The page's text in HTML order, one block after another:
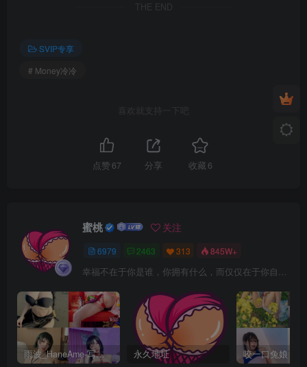
THE END
SVIP专享
# Money冷冷
喜欢就支持一下吧
点赞 67 分享 收藏 6
蜜桃 关注
6979 2463 313 845W+
幸福不在于你是谁，你拥有什么，而仅仅在于你自己怎么看待
雨波_HaneAme-写真套图合集【持续更新中】 永久地址